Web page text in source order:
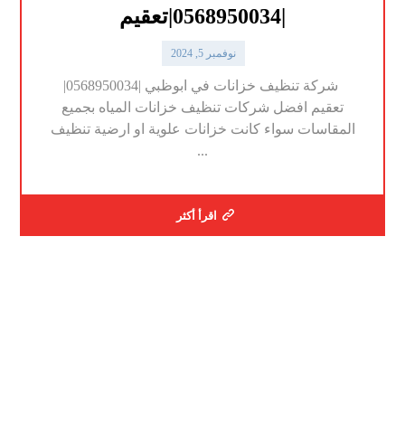
نوفمبر 5, 2024
شركة تنظيف خزانات في ابوظبي |0568950034|
تعقيم افضل شركات تنظيف خزانات المياه بجميع
المقاسات سواء كانت خزانات علوية او ارضية تنظيف
...
اقرأ أكثر